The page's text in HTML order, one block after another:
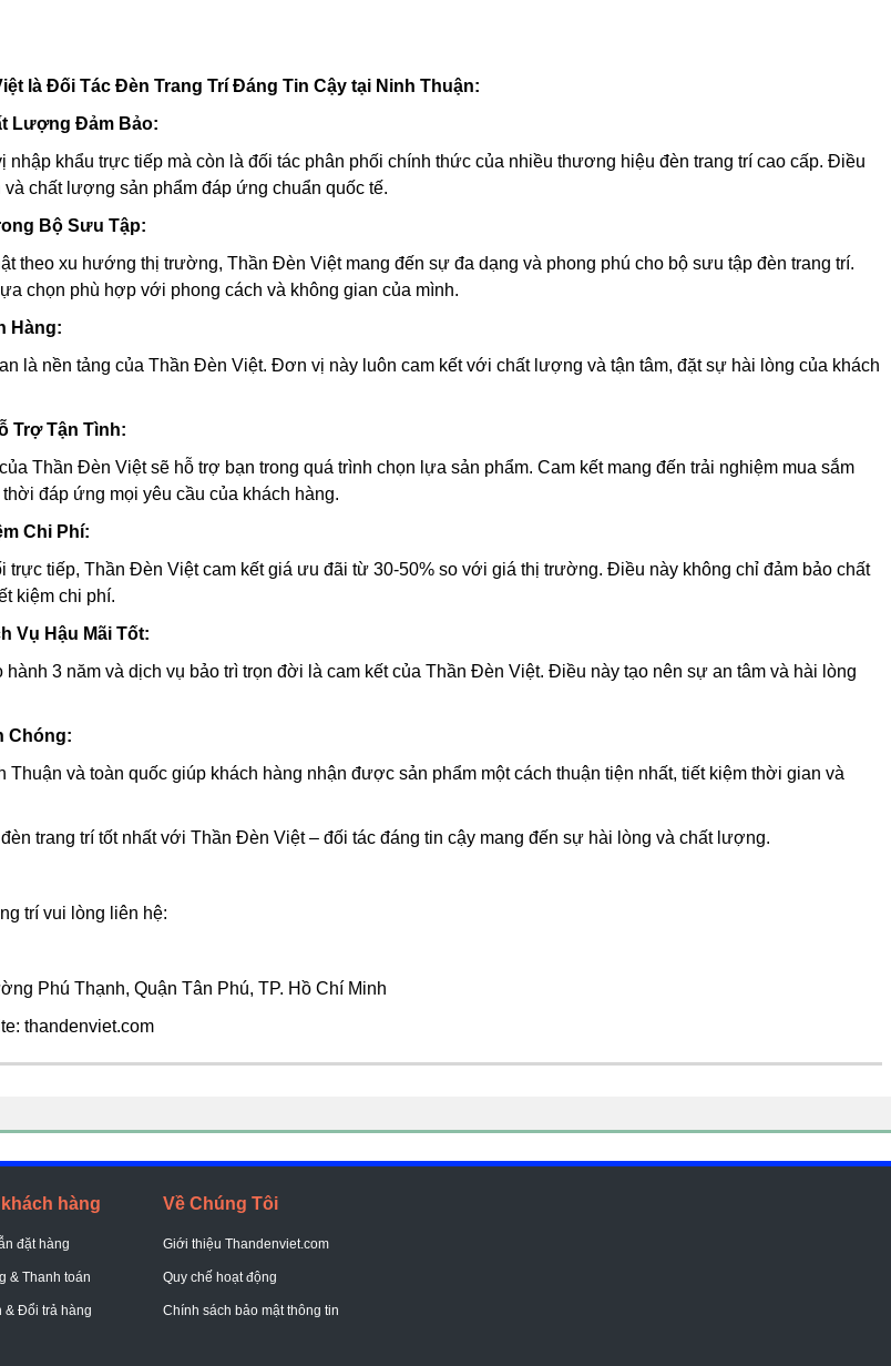
là Đối Tác Đèn Trang Trí Đáng Tin Cậy tại Ninh Thuận:
Lượng Đảm Bảo:
khẩu trực tiếp mà còn là đối tác phân phối chính thức của nhiều thương hiệu đèn trang trí cao cấp. Điều
chất lượng sản phẩm đáp ứng chuẩn quốc tế.
Bộ Sưu Tập:
theo xu hướng thị trường, Thần Đèn Việt mang đến sự đa dạng và phong phú cho bộ sưu tập đèn trang trí.
chọn phù hợp với phong cách và không gian của mình.
Hàng:
là nền tảng của Thần Đèn Việt. Đơn vị này luôn cam kết với chất lượng và tận tâm, đặt sự hài lòng của khách
Trợ Tận Tình:
Thần Đèn Việt sẽ hỗ trợ bạn trong quá trình chọn lựa sản phẩm. Cam kết mang đến trải nghiệm mua sắm
đáp ứng mọi yêu cầu của khách hàng.
Chi Phí:
trực tiếp, Thần Đèn Việt cam kết giá ưu đãi từ 30-50% so với giá thị trường. Điều này không chỉ đảm bảo chất
kiệm chi phí.
Vụ Hậu Mãi Tốt:
3 năm và dịch vụ bảo trì trọn đời là cam kết của Thần Đèn Việt. Điều này tạo nên sự an tâm và hài lòng
Chóng:
Thuận và toàn quốc giúp khách hàng nhận được sản phẩm một cách thuận tiện nhất, tiết kiệm thời gian và
trang trí tốt nhất với Thần Đèn Việt – đối tác đáng tin cậy mang đến sự hài lòng và chất lượng.
trí vui lòng liên hệ:
Phú Thạnh, Quận Tân Phú, TP. Hồ Chí Minh
thandenviet.com
hàng
đặt hàng
& Thanh toán
& Đổi trả hàng
Về Chúng Tôi
Giới thiệu Thandenviet.com
Quy chế hoạt động
Chính sách bảo mật thông tin